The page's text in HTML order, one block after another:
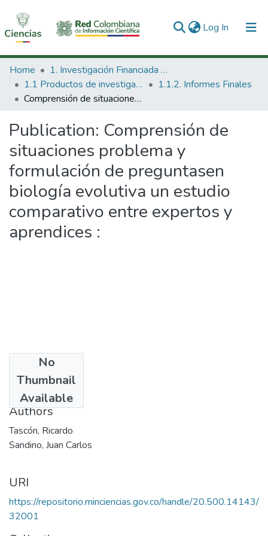
Log In (current)
Communities & Collections
All of DSpace
Home
1. Investigación Financiada con Recursos Públicos
1.1 Productos de investigación
1.1.2. Informes Finales
Comprensión de situaciones problema y formulación de preguntasen biología evolutiva un estudio comparativo entre expertos y aprendices :
Publication: Comprensión de
situaciones problema y
formulación de preguntasen
biología evolutiva un estudio
comparativo entre expertos y
aprendices :
No
Thumbnail
Available
2001
Authors
Tascón, Ricardo
Sandino, Juan Carlos
URI
https://repositorio.minciencias.gov.co/handle/20.500.14143/
32001